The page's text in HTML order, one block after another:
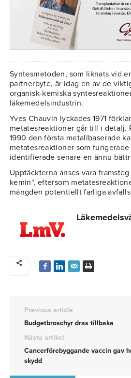
Syntesmetoden, som liknats vid
partnerbyte, är idag en av de
organisk-kemiska
läkemedelsindustrin.
Yves Chauvin lyckades 1971
metatesreaktioner går till i detalj.
1990 den första metallbaserade
metatesreaktioner som
identifierade senare en ännu
Upptäckterna anses vara
kemin", eftersom
mängden potentiellt farliga
Previous article
Budgetbroschyr dras tillbaka
Nästa artikel
Cancerförebyggande vaccin gav
skydd